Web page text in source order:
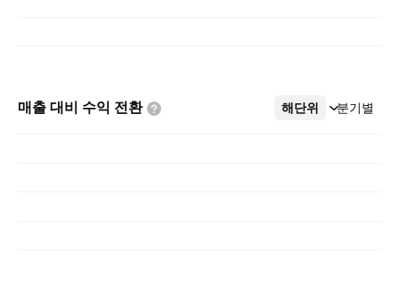
매출 대비 수익 전환 해단위 분기별
더보기